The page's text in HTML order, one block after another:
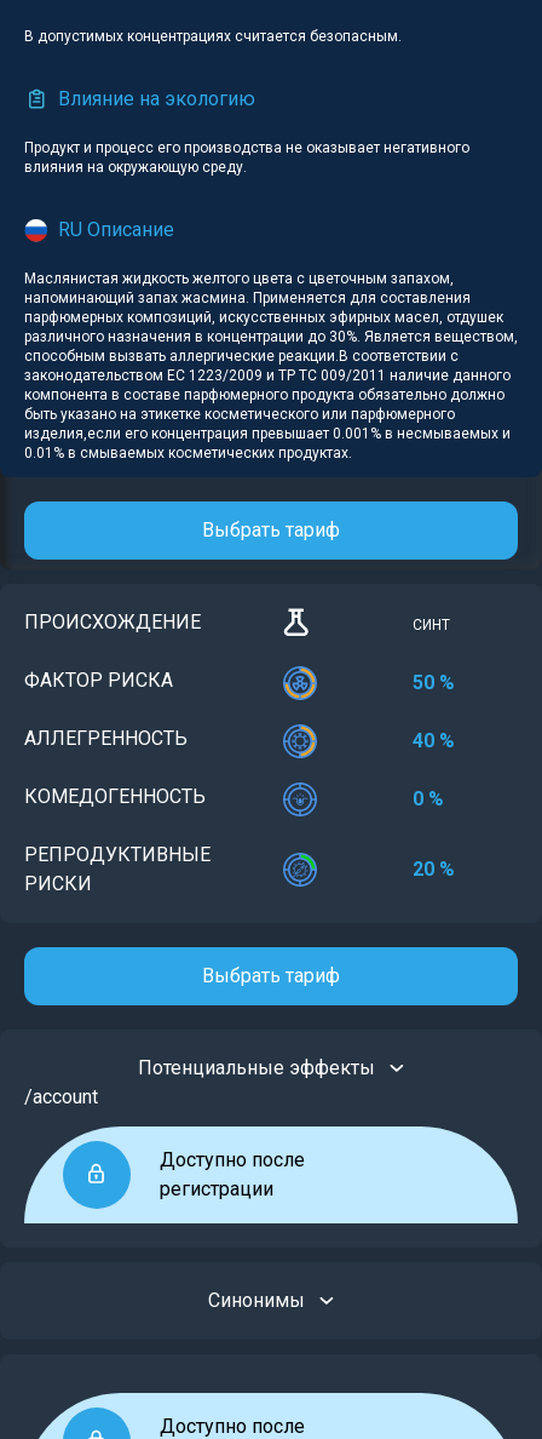
В допустимых концентрациях считается безопасным.
Влияние на экологию
Продукт и процесс его производства не оказывает негативного
влияния на окружающую среду.
RU Описание
Маслянистая жидкость желтого цвета с цветочным запахом,
напоминающий запах жасмина. Применяется для составления
парфюмерных композиций, искусственных эфирных масел, отдушек
различного назначения в концентрации до 30%. Является веществом,
способным вызвать аллергические реакции.В соответствии с
законодательством ЕС 1223/2009 и ТР ТС 009/2011 наличие данного
компонента в составе парфюмерного продукта обязательно должно
быть указано на этикетке косметического или парфюмерного
изделия,если его концентрация превышает 0.001% в несмываемых и
0.01% в смываемых косметических продуктах.
Выбрать тариф
ПРОИСХОЖДЕНИЕ СИНТ
ФАКТОР РИСКА 50 %
АЛЛЕГРЕННОСТЬ 40 %
КОМЕДОГЕННОСТЬ 0 %
РЕПРОДУКТИВНЫЕ
РИСКИ
20 %
Выбрать тариф
Потенциальные эффекты
/account
Доступно после
регистрации
Синонимы
Доступно после